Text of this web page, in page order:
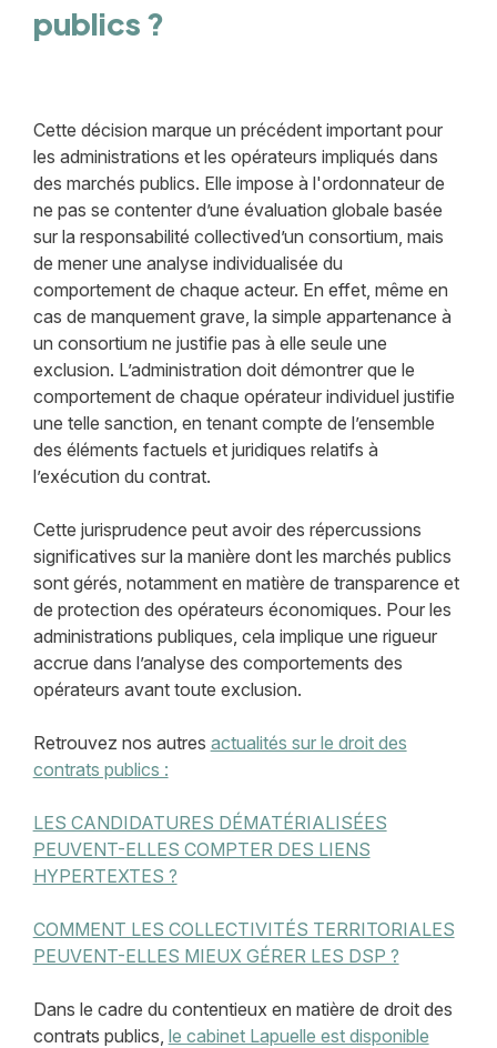
publics ?
Cette décision marque un précédent important pour
les administrations et les opérateurs impliqués dans
des marchés publics. Elle impose à l'ordonnateur de
ne pas se contenter d’une évaluation globale basée
sur la responsabilité collectived’un consortium, mais
de mener une analyse individualisée du
comportement de chaque acteur. En effet, même en
cas de manquement grave, la simple appartenance à
un consortium ne justifie pas à elle seule une
exclusion. L’administration doit démontrer que le
comportement de chaque opérateur individuel justifie
une telle sanction, en tenant compte de l’ensemble
des éléments factuels et juridiques relatifs à
l’exécution du contrat.
Cette jurisprudence peut avoir des répercussions
significatives sur la manière dont les marchés publics
sont gérés, notamment en matière de transparence et
de protection des opérateurs économiques. Pour les
administrations publiques, cela implique une rigueur
accrue dans l’analyse des comportements des
opérateurs avant toute exclusion.
Retrouvez nos autres actualités sur le droit des
contrats publics :
LES CANDIDATURES DÉMATÉRIALISÉES
PEUVENT-ELLES COMPTER DES LIENS
HYPERTEXTES ?
COMMENT LES COLLECTIVITÉS TERRITORIALES
PEUVENT-ELLES MIEUX GÉRER LES DSP ?
Dans le cadre du contentieux en matière de droit des
contrats publics, le cabinet Lapuelle est disponible